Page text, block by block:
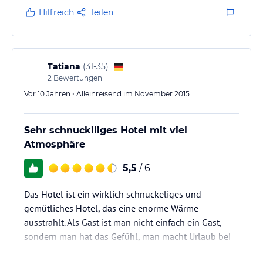
Hilfreich Teilen
Tatiana (31-35)
2 Bewertungen
Vor 10 Jahren • Alleinreisend im November 2015
Sehr schnuckiliges Hotel mit viel
Atmosphäre
5,5 / 6
Das Hotel ist ein wirklich schnuckeliges und
gemütliches Hotel, das eine enorme Wärme
ausstrahlt. Als Gast ist man nicht einfach ein Gast,
sondern man hat das Gefühl, man macht Urlaub bei